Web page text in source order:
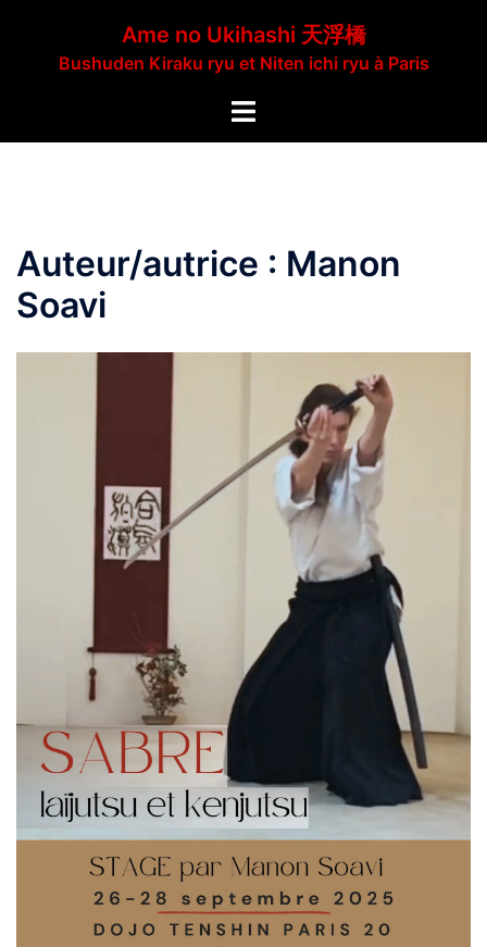
contenu
Ame no Ukihashi 天浮橋
Bushuden Kiraku ryu et Niten ichi ryu à Paris
Ouvrir/fermer
Auteur/autrice : Manon
Soavi